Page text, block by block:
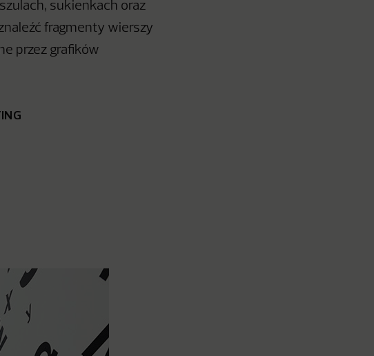
sukienkach oraz
fragmenty wierszy
przez grafików